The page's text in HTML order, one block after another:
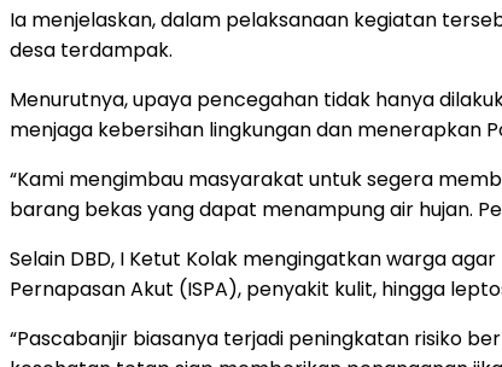
Ia menjelaskan, dalam pelaksanaan kegiatan
desa terdampak.
Menurutnya, upaya pencegahan tidak hanya
menjaga kebersihan lingkungan dan menerapkan
“Kami mengimbau masyarakat untuk segera
barang bekas yang dapat menampung air hujan.
Selain DBD, I Ketut Kolak mengingatkan warga
Pernapasan Akut (ISPA), penyakit kulit, hingga
“Pascabanjir biasanya terjadi peningkatan risiko